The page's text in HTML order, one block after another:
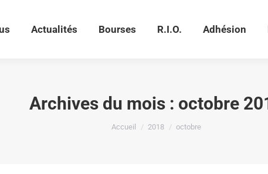
Actualités Bourses R.I.O. Adhésion
Archives du mois : octobre
Vous êtes ici :
Accueil 2018 octobre